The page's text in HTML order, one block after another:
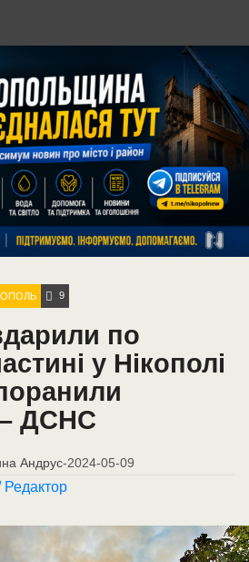
9
по
у Нікополі
– ДСНС
Андрус-2024-05-09
Редактор